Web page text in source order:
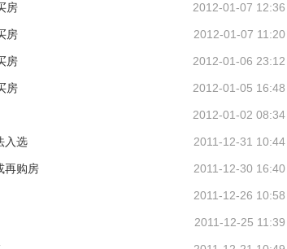
2012-01-07 12:36
房
2012-01-07 11:20
房
2012-01-06 23:12
房
2012-01-05 16:48
房
2012-01-02 08:34
2011-12-31 10:44
入选
2011-12-30 16:40
再购房
2011-12-26 10:58
2011-12-25 11:39